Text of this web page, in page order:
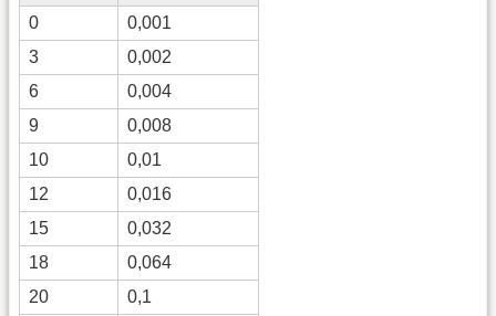
0
0,001
3
0,002
6
0,004
9
0,008
10
0,01
12
0,016
15
0,032
18
0,064
20
0,1